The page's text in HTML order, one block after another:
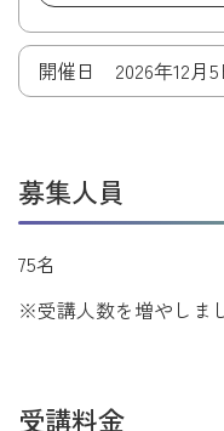
開催日 2026年12月5
募集人員
75名
※受講人数を増やしま
受講料金